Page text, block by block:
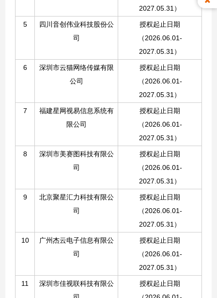
2027.05.31 ）
5
四川音创伟业科技股份公
司
授权起止日期
（2026.06.01-
2027.05.31 ）
6
深圳市云猫网络传媒有限
公司
授权起止日期
（2026.06.01-
2027.05.31 ）
7
福建星网视易信息系统有
限公司
授权起止日期
（2026.06.01-
2027.05.31 ）
8
深圳市美赛图科技有限公
司
授权起止日期
（2026.06.01-
2027.05.31）
9
北京聚星汇力科技有限公
司
授权起止日期
（2026.06.01-
2027.05.31）
10
广州杰云电子信息有限公
司
授权起止日期
（2026.06.01-
2027.05.31）
11
深圳市佳视联科技有限公
授权起止日期